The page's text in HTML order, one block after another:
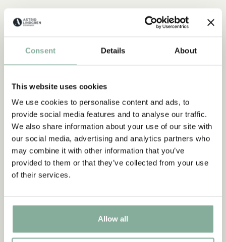
Consent Details About
This website uses cookies
We use cookies to personalise content and ads, to
provide social media features and to analyse our traffic.
We also share information about your use of our site with
our social media, advertising and analytics partners who
may combine it with other information that you’ve
provided to them or that they’ve collected from your use
of their services.
Allow all